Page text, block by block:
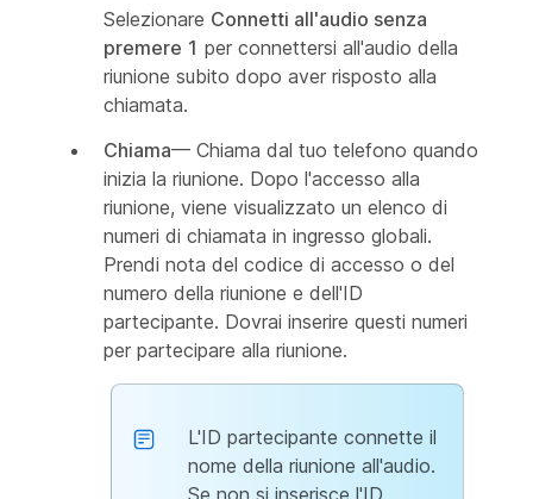
Selezionare Connetti all'audio senza
premere 1 per connettersi all'audio della
riunione subito dopo aver risposto alla
chiamata.
Chiama— Chiama dal tuo telefono quando
inizia la riunione. Dopo l'accesso alla
riunione, viene visualizzato un elenco di
numeri di chiamata in ingresso globali.
Prendi nota del codice di accesso o del
numero della riunione e dell'ID
partecipante. Dovrai inserire questi numeri
per partecipare alla riunione.
L'ID partecipante connette il
nome della riunione all'audio.
Se non si inserisce l'ID